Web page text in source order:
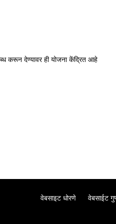
करून देण्यावर ही योजना केंद्रित आहे
वेबसाइट धोरणे वेबसाईट